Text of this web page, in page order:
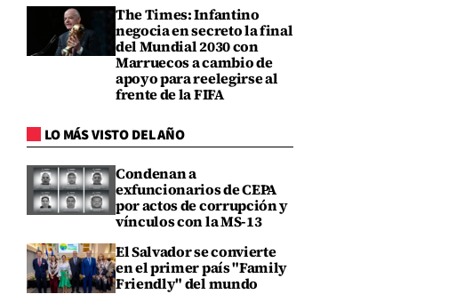
The Times: Infantino
negocia en secreto la final
del Mundial 2030 con
Marruecos a cambio de
apoyo para reelegirse al
frente de la FIFA
LO MÁS VISTO DEL AÑO
Condenan a
exfuncionarios de CEPA
por actos de corrupción y
vínculos con la MS-13
El Salvador se convierte
en el primer país "Family
Friendly" del mundo